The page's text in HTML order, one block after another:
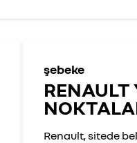
şebeke
RENAULT
Renault, sitede